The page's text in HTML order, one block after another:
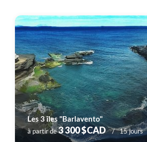
Les 3 îles "Barlavento"
à partir de3 300 $CAD 15 jours